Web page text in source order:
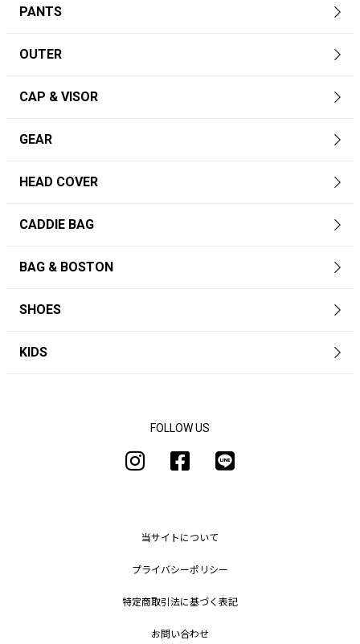
PANTS
OUTER
CAP & VISOR
GEAR
HEAD COVER
CADDIE BAG
BAG & BOSTON
SHOES
KIDS
当サイトについて
プライバシーポリシー
特定商取引法に基づく表記
お問い合わせ
FOLLOW US